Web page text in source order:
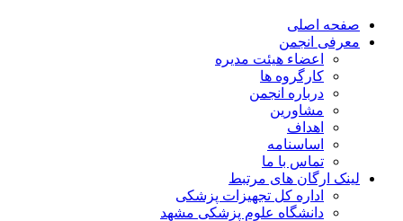
صفحه اصلی
معرفی انجمن
اعضاء هیئت مدیره
کارگروه ها
درباره انجمن
مشاورین
اهداف
اساسنامه
تماس با ما
لینک ارگان های مرتبط
اداره کل تجهیزات پزشکی
دانشگاه علوم پزشکی مشهد